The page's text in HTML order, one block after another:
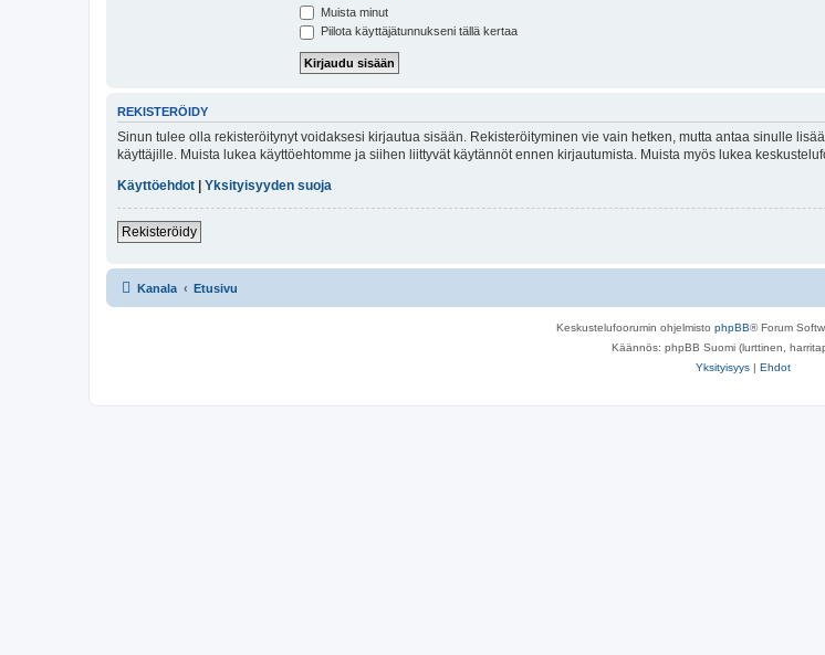
Muista minut
Piilota käyttäjätunnukseni tällä kertaa
REKISTERÖIDY
Sinun tulee olla rekisteröitynyt voidaksesi kirjautua sisään. Rekisteröityminen vie vain hetken, mutta antaa sinulle
käyttäjille. Muista lukea käyttöehtomme ja siihen liittyvät käytännöt ennen kirjautumista. Muista myös lukea
Käyttöehdot
Yksityisyyden suoja
Rekisteröidy
Kanala Etusivu
Keskustelufoorumin ohjelmisto phpBB® Forum
Käännös: phpBB Suomi (lurttinen,
Yksityisyys | Ehdot